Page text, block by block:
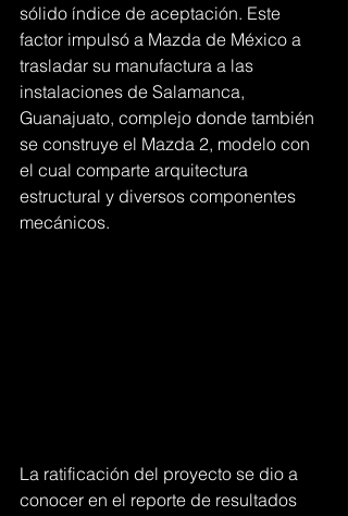
sólido índice de aceptación. Este
factor impulsó a Mazda de México a
trasladar su manufactura a las
instalaciones de Salamanca,
Guanajuato, complejo donde también
se construye el Mazda 2, modelo con
el cual comparte arquitectura
estructural y diversos componentes
mecánicos.
La ratificación del proyecto se dio a
conocer en el reporte de resultados